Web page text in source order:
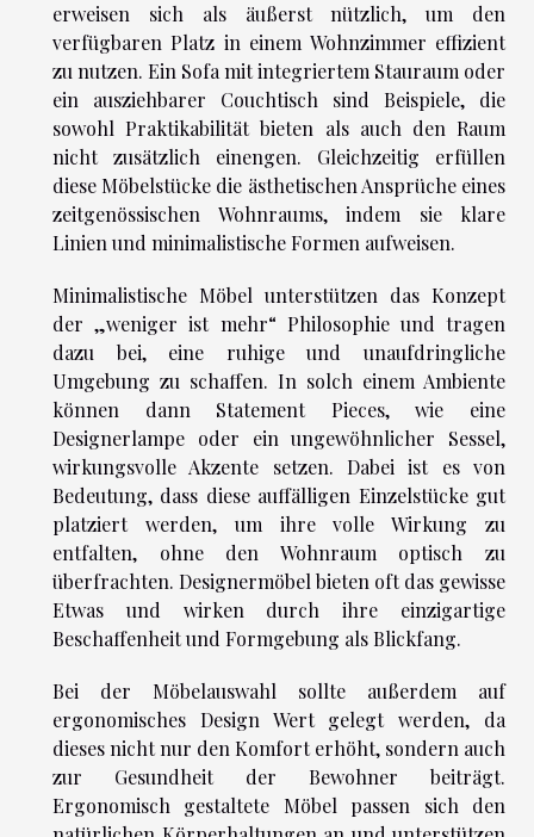
erweisen sich als äußerst nützlich, um den
verfügbaren Platz in einem Wohnzimmer effizient
zu nutzen. Ein Sofa mit integriertem Stauraum oder
ein ausziehbarer Couchtisch sind Beispiele, die
sowohl Praktikabilität bieten als auch den Raum
nicht zusätzlich einengen. Gleichzeitig erfüllen
diese Möbelstücke die ästhetischen Ansprüche eines
zeitgenössischen Wohnraums, indem sie klare
Linien und minimalistische Formen aufweisen.
Minimalistische Möbel unterstützen das Konzept
der „weniger ist mehr“ Philosophie und tragen
dazu bei, eine ruhige und unaufdringliche
Umgebung zu schaffen. In solch einem Ambiente
können dann Statement Pieces, wie eine
Designerlampe oder ein ungewöhnlicher Sessel,
wirkungsvolle Akzente setzen. Dabei ist es von
Bedeutung, dass diese auffälligen Einzelstücke gut
platziert werden, um ihre volle Wirkung zu
entfalten, ohne den Wohnraum optisch zu
überfrachten. Designermöbel bieten oft das gewisse
Etwas und wirken durch ihre einzigartige
Beschaffenheit und Formgebung als Blickfang.
Bei der Möbelauswahl sollte außerdem auf
ergonomisches Design Wert gelegt werden, da
dieses nicht nur den Komfort erhöht, sondern auch
zur Gesundheit der Bewohner beiträgt.
Ergonomisch gestaltete Möbel passen sich den